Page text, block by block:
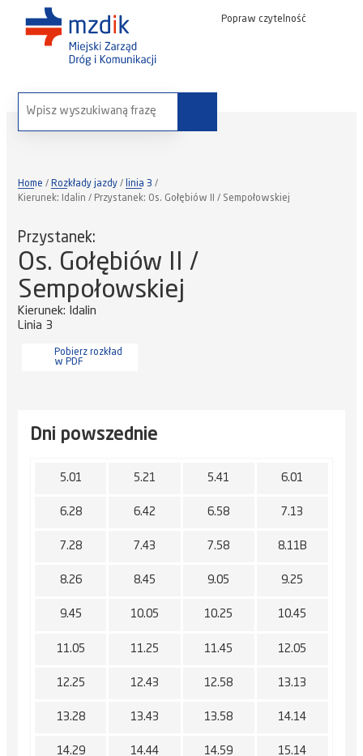
Popraw czytelność
wyszukaj na stronie:
Home Rozkłady jazdy
linia 3
Kierunek: Idalin / Przystanek: Os. Gołębiów II / Sempołowskiej
Przystanek:
Os. Gołębiów II /
Sempołowskiej
Kierunek: Idalin
Linia 3
Pobierz rozkład
w PDF
Dni powszednie
5.01 5.21 5.41 6.01
6.28 6.42 6.58 7.13
7.28 7.43 7.58 8.11B
8.26 8.45 9.05 9.25
9.45 10.05 10.25 10.45
11.05 11.25 11.45 12.05
12.25 12.43 12.58 13.13
13.28 13.43 13.58 14.14
14.29 14.44 14.59 15.14